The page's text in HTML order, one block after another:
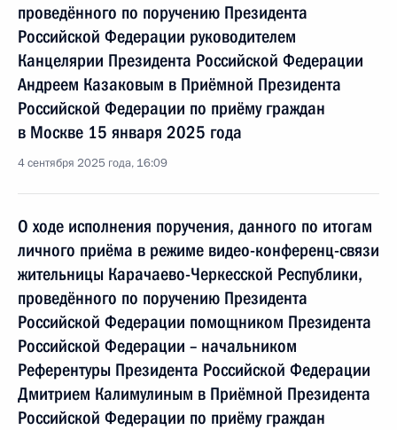
проведённого по поручению Президента
Российской Федерации руководителем
Канцелярии Президента Российской Федерации
Андреем Казаковым в Приёмной Президента
Российской Федерации по приёму граждан
в Москве 15 января 2025 года
4 сентября 2025 года, 16:09
О ходе исполнения поручения, данного по итогам
личного приёма в режиме видео-конференц-связи
жительницы Карачаево-Черкесской Республики,
проведённого по поручению Президента
Российской Федерации помощником Президента
Российской Федерации – начальником
Референтуры Президента Российской Федерации
Дмитрием Калимулиным в Приёмной Президента
Российской Федерации по приёму граждан